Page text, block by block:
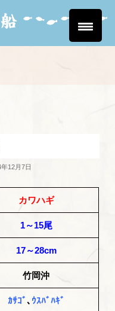
12月7日
カワハギ
1～15尾
17～28cm
竹岡沖
ｶｻｺﾞ､ ｳｽﾊﾞﾊｷﾞ